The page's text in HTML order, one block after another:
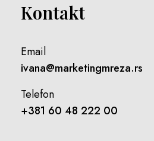
Kontakt
Email
ivana@marketingmreza.rs
Telefon
+381 60 48 222 00